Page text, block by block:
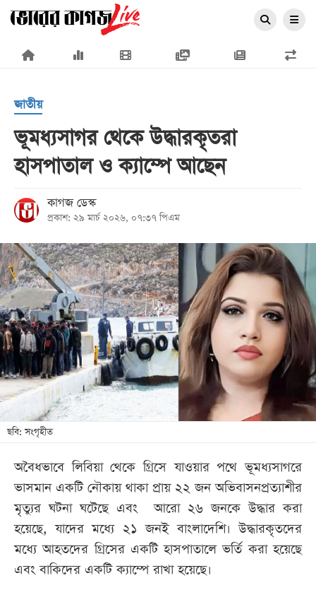
×
প্রচ্ছদ
জাতীয়
রাজনীতি
অর্থনীতি
আন্তর্জাতিক
সারাদেশ
খেলা
বিনোদন
লাইফ
স্টাইল
শিক্ষা
সব
বিভাগ
ছবি
জাতীয়
ভূমধ্যসাগর থেকে উদ্ধারকৃতরা
হাসপাতাল ও ক্যাম্পে আছেন
কাগজ ডেস্ক
প্রকাশ: ২৯ মার্চ ২০২৬, ০৭:৩৭ পিএম
ছবি: সংগৃহীত
অবৈধভাবে লিবিয়া থেকে গ্রিসে যাওয়ার পথে ভূমধ্যসাগরে
ভাসমান একটি নৌকায় থাকা প্রায় ২২ জন অভিবাসনপ্রত্যাশীর
মৃত্যুর ঘটনা ঘটেছে এবং আরো ২৬ জনকে উদ্ধার করা
হয়েছে, যাদের মধ্যে ২১ জনই বাংলাদেশি। উদ্ধারকৃতদের
মধ্যে আহতদের গ্রিসের একটি হাসপাতালে ভর্তি করা হয়েছে
এবং বাকিদের একটি ক্যাম্পে রাখা হয়েছে।